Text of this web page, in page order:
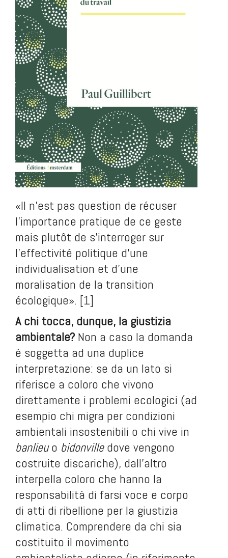
«Il n’est pas question de récuser
l’importance pratique de ce geste
mais plutôt de s’interroger sur
l’effectivité politique d’une
individualisation et d’une
moralisation de la transition
écologique». [1]
A chi tocca, dunque, la giustizia
ambientale?Non a caso la domanda
è soggetta ad una duplice
interpretazione: se da un lato si
riferisce a coloro che vivono
direttamente i problemi ecologici (ad
esempio chi migra per condizioni
ambientali insostenibili o chi vive in
banlieuo bidonvilledove vengono
costruite discariche), dall’altro
interpella coloro che hanno la
responsabilità di farsi voce e corpo
di atti di ribellione per la giustizia
climatica. Comprendere da chi sia
costituito il movimento